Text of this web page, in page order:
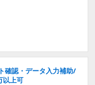
確認・データ入力補助/
以上可